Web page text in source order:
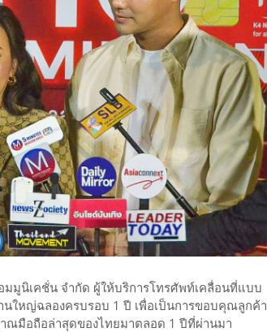
มมูนิเคชั่น จำกัด ผู้ให้บริการโทรศัพท์เคลื่อนที่แบบ
นใหญ่ฉลองครบรอบ 1 ปี เพื่อเป็นการขอบคุณลูกค้า
ณมือถือล่าสุดของไทยมาตลอด 1 ปีที่ผ่านมา